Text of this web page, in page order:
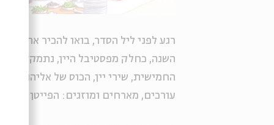
רגע לפני ליל הסדר, בואו להכיר את
השנה, כחלק מפסטיבל היין, נתמקד
החמישית, שירי יין, הכוס של אליהו
עורכים, מארחים ומוזגים: הפייטן הרב